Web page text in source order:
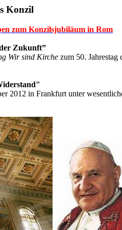
Konzil
zum Konzilsjubiläum in Rom
Zukunft”
Wir sind Kirche zum 50.
2012 in Frankfurt unter